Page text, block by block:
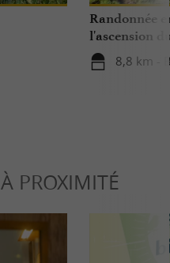
Randonnée
l'ascension
8,8 km -
À PROXIMITÉ